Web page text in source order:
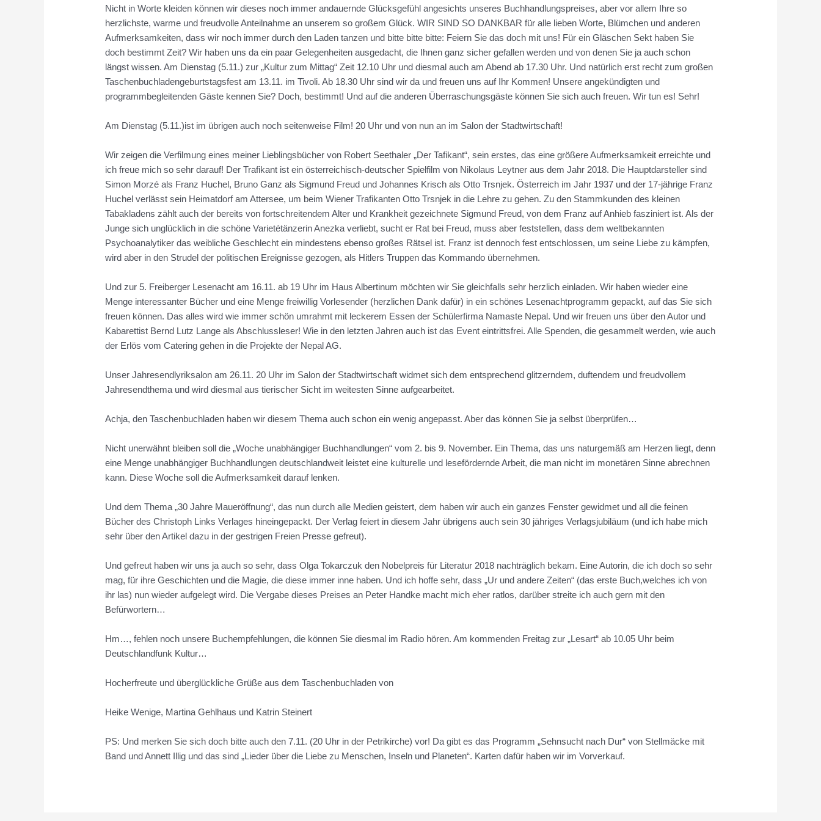
Nicht in Worte kleiden können wir dieses noch immer andauernde Glücksgefühl angesichts unseres Buchhandlungspreises, aber vor allem Ihre so
herzlichste, warme und freudvolle Anteilnahme an unserem so großem Glück. WIR SIND SO DANKBAR für alle lieben Worte, Blümchen und anderen
Aufmerksamkeiten, dass wir noch immer durch den Laden tanzen und bitte bitte bitte: Feiern Sie das doch mit uns! Für ein Gläschen Sekt haben Sie
doch bestimmt Zeit? Wir haben uns da ein paar Gelegenheiten ausgedacht, die Ihnen ganz sicher gefallen werden und von denen Sie ja auch schon
längst wissen. Am Dienstag (5.11.) zur „Kultur zum Mittag“ Zeit 12.10 Uhr und diesmal auch am Abend ab 17.30 Uhr. Und natürlich erst recht zum großen
Taschenbuchladengeburtstagsfest am 13.11. im Tivoli. Ab 18.30 Uhr sind wir da und freuen uns auf Ihr Kommen! Unsere angekündigten und
programmbegleitenden Gäste kennen Sie? Doch, bestimmt! Und auf die anderen Überraschungsgäste können Sie sich auch freuen. Wir tun es! Sehr!
Am Dienstag (5.11.)ist im übrigen auch noch seitenweise Film! 20 Uhr und von nun an im Salon der Stadtwirtschaft!
Wir zeigen die Verfilmung eines meiner Lieblingsbücher von Robert Seethaler „Der Tafikant“, sein erstes, das eine größere Aufmerksamkeit erreichte und
ich freue mich so sehr darauf! Der Trafikant ist ein österreichisch-deutscher Spielfilm von Nikolaus Leytner aus dem Jahr 2018. Die Hauptdarsteller sind
Simon Morzé als Franz Huchel, Bruno Ganz als Sigmund Freud und Johannes Krisch als Otto Trsnjek. Österreich im Jahr 1937 und der 17-jährige Franz
Huchel verlässt sein Heimatdorf am Attersee, um beim Wiener Trafikanten Otto Trsnjek in die Lehre zu gehen. Zu den Stammkunden des kleinen
Tabakladens zählt auch der bereits von fortschreitendem Alter und Krankheit gezeichnete Sigmund Freud, von dem Franz auf Anhieb fasziniert ist. Als der
Junge sich unglücklich in die schöne Varietétänzerin Anezka verliebt, sucht er Rat bei Freud, muss aber feststellen, dass dem weltbekannten
Psychoanalytiker das weibliche Geschlecht ein mindestens ebenso großes Rätsel ist. Franz ist dennoch fest entschlossen, um seine Liebe zu kämpfen,
wird aber in den Strudel der politischen Ereignisse gezogen, als Hitlers Truppen das Kommando übernehmen.
Und zur 5. Freiberger Lesenacht am 16.11. ab 19 Uhr im Haus Albertinum möchten wir Sie gleichfalls sehr herzlich einladen. Wir haben wieder eine
Menge interessanter Bücher und eine Menge freiwillig Vorlesender (herzlichen Dank dafür) in ein schönes Lesenachtprogramm gepackt, auf das Sie sich
freuen können. Das alles wird wie immer schön umrahmt mit leckerem Essen der Schülerfirma Namaste Nepal. Und wir freuen uns über den Autor und
Kabarettist Bernd Lutz Lange als Abschlussleser! Wie in den letzten Jahren auch ist das Event eintrittsfrei. Alle Spenden, die gesammelt werden, wie auch
der Erlös vom Catering gehen in die Projekte der Nepal AG.
Unser Jahresendlyriksalon am 26.11. 20 Uhr im Salon der Stadtwirtschaft widmet sich dem entsprechend glitzerndem, duftendem und freudvollem
Jahresendthema und wird diesmal aus tierischer Sicht im weitesten Sinne aufgearbeitet.
Achja, den Taschenbuchladen haben wir diesem Thema auch schon ein wenig angepasst. Aber das können Sie ja selbst überprüfen…
Nicht unerwähnt bleiben soll die „Woche unabhängiger Buchhandlungen“ vom 2. bis 9. November. Ein Thema, das uns naturgemäß am Herzen liegt, denn
eine Menge unabhängiger Buchhandlungen deutschlandweit leistet eine kulturelle und lesefördernde Arbeit, die man nicht im monetären Sinne abrechnen
kann. Diese Woche soll die Aufmerksamkeit darauf lenken.
Und dem Thema „30 Jahre Maueröffnung“, das nun durch alle Medien geistert, dem haben wir auch ein ganzes Fenster gewidmet und all die feinen
Bücher des Christoph Links Verlages hineingepackt. Der Verlag feiert in diesem Jahr übrigens auch sein 30 jähriges Verlagsjubiläum (und ich habe mich
sehr über den Artikel dazu in der gestrigen Freien Presse gefreut).
Und gefreut haben wir uns ja auch so sehr, dass Olga Tokarczuk den Nobelpreis für Literatur 2018 nachträglich bekam. Eine Autorin, die ich doch so sehr
mag, für ihre Geschichten und die Magie, die diese immer inne haben. Und ich hoffe sehr, dass „Ur und andere Zeiten“ (das erste Buch,welches ich von
ihr las) nun wieder aufgelegt wird. Die Vergabe dieses Preises an Peter Handke macht mich eher ratlos, darüber streite ich auch gern mit den
Befürwortern…
Hm…, fehlen noch unsere Buchempfehlungen, die können Sie diesmal im Radio hören. Am kommenden Freitag zur „Lesart“ ab 10.05 Uhr beim
Deutschlandfunk Kultur…
Hocherfreute und überglückliche Grüße aus dem Taschenbuchladen von
Heike Wenige, Martina Gehlhaus und Katrin Steinert
PS: Und merken Sie sich doch bitte auch den 7.11. (20 Uhr in der Petrikirche) vor! Da gibt es das Programm „Sehnsucht nach Dur“ von Stellmäcke mit
Band und Annett Illig und das sind „Lieder über die Liebe zu Menschen, Inseln und Planeten“. Karten dafür haben wir im Vorverkauf.